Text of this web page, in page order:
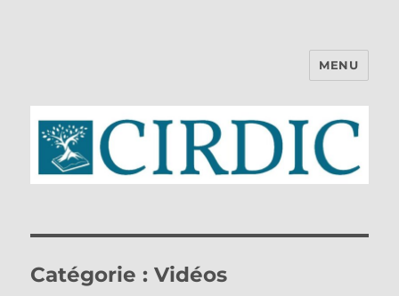
MENU
Catégorie :Vidéos